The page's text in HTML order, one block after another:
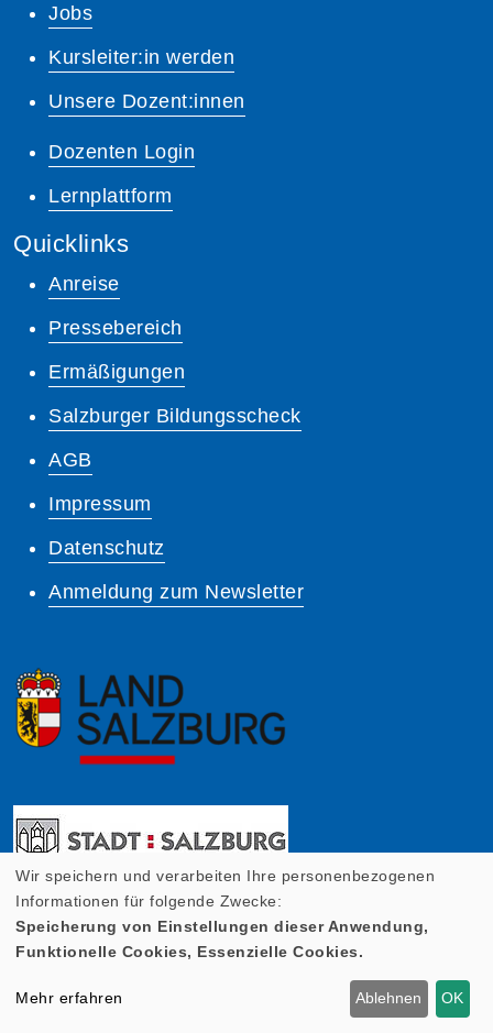
Jobs
Kursleiter:in werden
Unsere Dozent:innen
Dozenten Login
Lernplattform
Quicklinks
Anreise
Pressebereich
Ermäßigungen
Salzburger Bildungsscheck
AGB
Impressum
Datenschutz
Anmeldung zum Newsletter
Wir speichern und verarbeiten Ihre personenbezogenen
Informationen für folgende Zwecke:
Speicherung von Einstellungen dieser Anwendung,
Funktionelle Cookies, Essenzielle Cookies.
Mehr erfahren Ablehnen OK